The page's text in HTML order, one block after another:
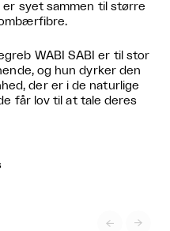
er syet sammen til større
WABI SABI er til stor
og hun dyrker den
der er i de naturlige
får lov til at tale deres
 